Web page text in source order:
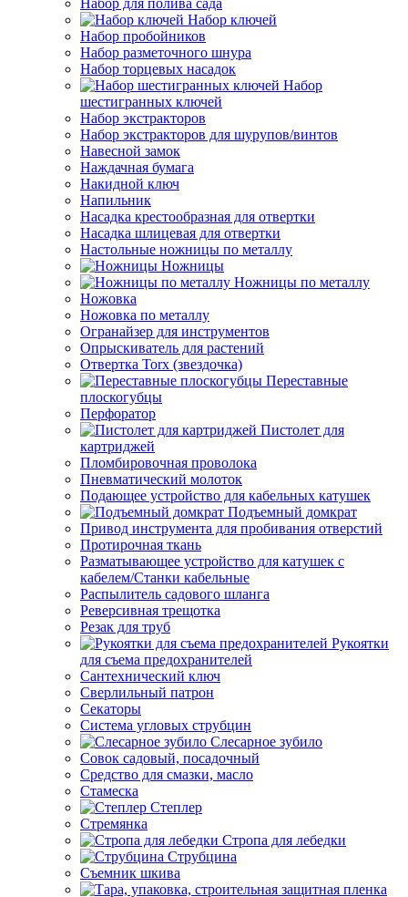
Набор для полива сада
Набор ключей
Набор пробойников
Набор разметочного шнура
Набор торцевых насадок
Набор
шестигранных ключей
Набор экстракторов
Набор экстракторов для шурупов/винтов
Навесной замок
Наждачная бумага
Накидной ключ
Напильник
Насадка крестообразная для отвертки
Насадка шлицевая для отвертки
Настольные ножницы по металлу
Ножницы
Ножницы по металлу
Ножовка
Ножовка по металлу
Огранайзер для инструментов
Опрыскиватель для растений
Отвертка Torx (звездочка)
Переставные
плоскогубцы
Перфоратор
Пистолет для
картриджей
Пломбировочная проволока
Пневматический молоток
Подающее устройство для кабельных катушек
Подъемный домкрат
Привод инструмента для пробивания отверстий
Протирочная ткань
Разматывающее устройство для катушек с
кабелем/Станки кабельные
Распылитель садового шланга
Реверсивная трещотка
Резак для труб
Рукоятки
для съема предохранителей
Сантехнический ключ
Сверлильный патрон
Секаторы
Система угловых струбцин
Слесарное зубило
Совок садовый, посадочный
Средство для смазки, масло
Стамеска
Степлер
Стремянка
Стропа для лебедки
Струбцина
Съемник шкива